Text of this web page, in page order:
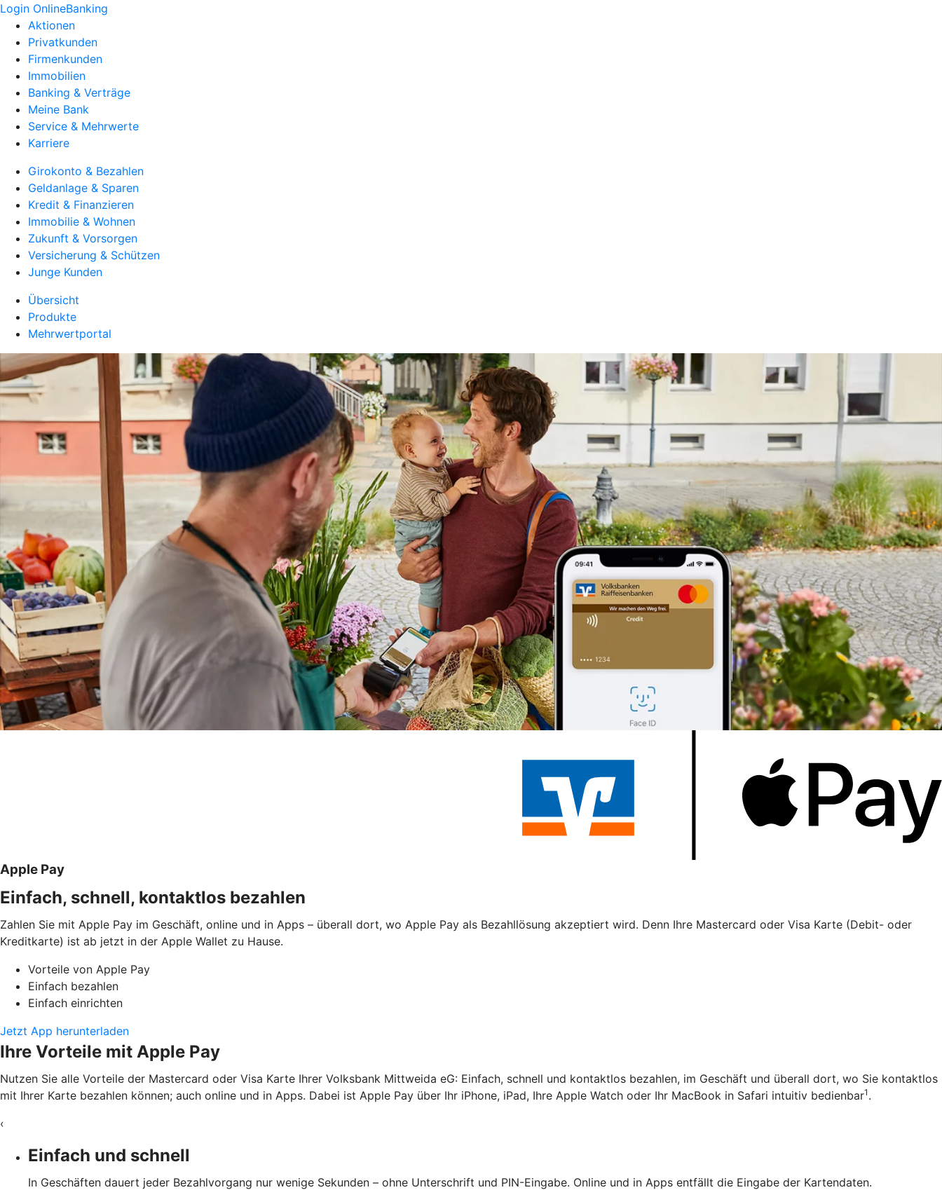
Login OnlineBanking
Aktionen
Privatkunden
Firmenkunden
Immobilien
Banking & Verträge
Meine Bank
Service & Mehrwerte
Karriere
Girokonto & Bezahlen
Geldanlage & Sparen
Kredit & Finanzieren
Immobilie & Wohnen
Zukunft & Vorsorgen
Versicherung & Schützen
Junge Kunden
Übersicht
Produkte
Mehrwertportal
Apple Pay
Einfach, schnell, kontaktlos bezahlen
Zahlen Sie mit Apple Pay im Geschäft, online und in Apps – überall dort, wo Apple Pay als Bezahllösung akzeptiert wird. Denn Ihre Mastercard oder Visa Karte (Debit- oder
Kreditkarte) ist ab jetzt in der Apple Wallet zu Hause.
Vorteile von Apple Pay
Einfach bezahlen
Einfach einrichten
Jetzt App herunterladen
Ihre Vorteile mit Apple Pay
Nutzen Sie alle Vorteile der Mastercard oder Visa Karte Ihrer Volksbank Mittweida eG: Einfach, schnell und kontaktlos bezahlen, im Geschäft und überall dort, wo Sie kontaktlos
mit Ihrer Karte bezahlen können; auch online und in Apps. Dabei ist Apple Pay über Ihr iPhone, iPad, Ihre Apple Watch oder Ihr MacBook in Safari intuitiv bedienbar1 .
‹
Einfach und schnell
In Geschäften dauert jeder Bezahlvorgang nur wenige Sekunden – ohne Unterschrift und PIN-Eingabe. Online und in Apps entfällt die Eingabe der Kartendaten.